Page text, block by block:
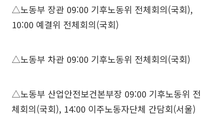
△노동부 장관 09:00 기후노동위 전체회의(국회),
10:00 예결위 전체회의(국회)
△노동부 차관 09:00 기후노동위 전체회의(국회)
△노동부 산업안전보건본부장 09:00 기후노동위 전
체회의(국회), 14:00 이주노동자단체 간담회(서울)